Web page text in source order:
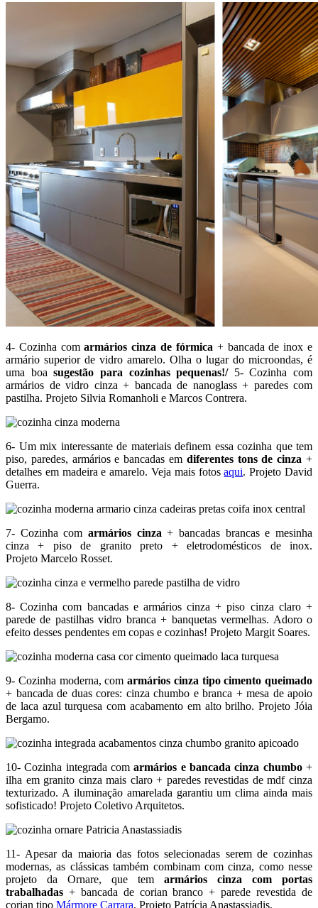
4- Cozinha comarmários cinza de fórmica+ bancada de inox e
armário superior de vidro amarelo. Olha o lugar do microondas, é
uma boasugestão para cozinhas pequenas!/5- Cozinha com
armários de vidro cinza + bancada de nanoglass + paredes com
pastilha. Projeto Silvia Romanholi e Marcos Contrera.
6- Um mix interessante de materiais definem essa cozinha que tem
piso, paredes, armários e bancadas em diferentes tons de cinza +
detalhes em madeira e amarelo. Veja mais fotosaqui. Projeto David
Guerra.
7- Cozinha com armários cinza+ bancadas brancas e mesinha
cinza + piso de granito preto + eletrodomésticos de inox.
Projeto Marcelo Rosset.
8- Cozinha com bancadas e armários cinza + piso cinza claro +
parede de pastilhas vidro branca + banquetas vermelhas. Adoro o
efeito desses pendentes em copas e cozinhas! Projeto Margit Soares.
9- Cozinha moderna, com armários cinza tipo cimento queimado
+ bancada de duas cores: cinza chumbo e branca + mesa de apoio
de laca azul turquesa com acabamento em alto brilho. Projeto Jóia
Bergamo.
10- Cozinha integrada comarmários e bancada cinza chumbo+
ilha em granito cinza mais claro + paredes revestidas de mdf cinza
texturizado. A iluminação amarelada garantiu um clima ainda mais
sofisticado! Projeto Coletivo Arquitetos.
11- Apesar da maioria das fotos selecionadas serem de cozinhas
modernas, as clássicas também combinam com cinza, como nesse
projeto da Ornare, que tem armários cinza com portas
trabalhadas + bancada de corian branco + parede revestida de
corian tipo Mármore Carrara. Projeto Patrícia Anastassiadis.